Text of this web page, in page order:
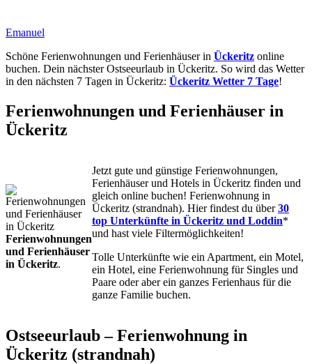
Emanuel
Schöne Ferienwohnungen und Ferienhäuser in Ückeritz online
buchen. Dein nächster Ostseeurlaub in Ückeritz. So wird das Wetter
in den nächsten 7 Tagen in Ückeritz: Ückeritz Wetter 7 Tage!
Ferienwohnungen und Ferienhäuser in
Ückeritz
Ferienwohnungen
und Ferienhäuser
in Ückeritz.
Jetzt gute und günstige Ferienwohnungen,
Ferienhäuser und Hotels in Ückeritz finden und
gleich online buchen! Ferienwohnung in
Ückeritz (strandnah). Hier findest du über30
top Unterkünfte in Ückeritz und Loddin*
und hast viele Filtermöglichkeiten!
Tolle Unterkünfte wie ein Apartment, ein Motel,
ein Hotel, eine Ferienwohnung für Singles und
Paare oder aber ein ganzes Ferienhaus für die
ganze Familie buchen.
Ostseeurlaub – Ferienwohnung in
Ückeritz (strandnah)